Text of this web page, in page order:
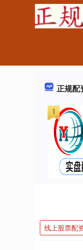
正规配
线上股票配